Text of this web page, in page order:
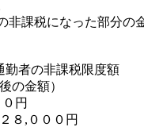
非課税になった部分
者の非課税限度額
の金額）
円
８,０００円